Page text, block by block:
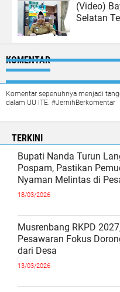
(Video)
Selatan
KOMENTAR
Komentar sepenuhnya menjadi
dalam UU ITE. #JernihBerkomentar
TERKINI
Bupati Nanda Turun
Pospam, Pastikan
Nyaman Melintas di
18/03/2026
Musrenbang RKPD
Pesawaran Fokus
dari Desa
13/03/2026